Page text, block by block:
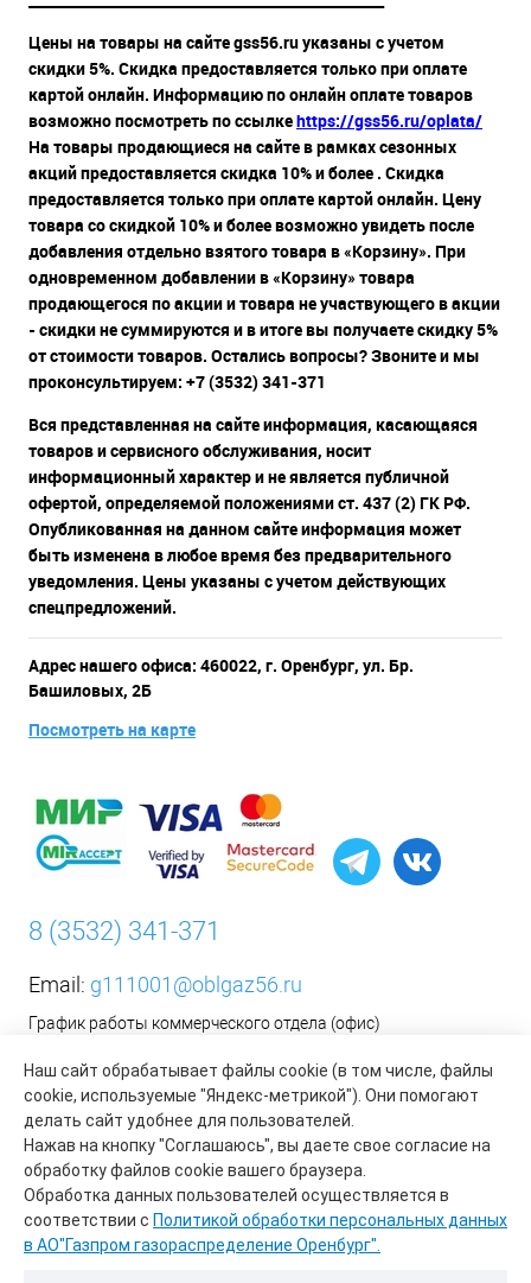
Наш сайт обрабатывает файлы cookie (в том числе, файлы
cookie, используемые "Яндекс-метрикой"). Они помогают
делать сайт удобнее для пользователей.
Нажав на кнопку "Соглашаюсь", вы даете свое согласие на
обработку файлов cookie вашего браузера.
Обработка данных пользователей осуществляется в
соответствии с Политикой обработки персональных данных
в АО"Газпром газораспределение Оренбург".
Цены на товары на сайте gss56.ru указаны с учетом
скидки 5%. Скидка предоставляется только при оплате
картой онлайн. Информацию по онлайн оплате товаров
возможно посмотреть по ссылкеhttps://gss56.ru/oplata/
На товары продающиеся на сайте в рамках сезонных
акций предоставляется скидка 10% и более . Скидка
предоставляется только при оплате картой онлайн. Цену
товара со скидкой 10% и более возможно увидеть после
добавления отдельно взятого товара в «Корзину». При
одновременном добавлении в «Корзину» товара
продающегося по акции и товара не участвующего в акции
- скидки не суммируются и в итоге вы получаете скидку 5%
от стоимости товаров. Остались вопросы? Звоните и мы
проконсультируем: +7 (3532) 341-371
Вся представленная на сайте информация, касающаяся
товаров и сервисного обслуживания, носит
информационный характер и не является публичной
офертой, определяемой положениями ст. 437 (2) ГК РФ.
Опубликованная на данном сайте информация может
быть изменена в любое время без предварительного
уведомления. Цены указаны с учетом действующих
спецпредложений.
Адрес нашего офиса: 460022, г. Оренбург, ул. Бр.
Башиловых, 2Б
Посмотреть на карте
8 (3532) 341-371
Email: g111001@oblgaz56.ru
График работы коммерческого отдела (офис)
Сб-Вс: Выходной
__________________________________________
Оформить заявку на установку бытового газового
оборудования возможно на сайте организации АО «Газпром
газораспределение Оренбург»:
https://www.oblgaz56.ru/